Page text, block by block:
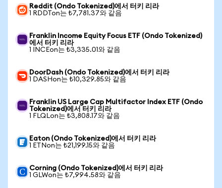
Reddit (Ondo Tokenized)에서 터키 리라
1 RDDTon는 ₺7,781.37와 같음
Franklin Income Equity Focus ETF (Ondo Tokenized)
에서 터키 리라
1 INCEon는 ₺3,335.01와 같음
DoorDash (Ondo Tokenized)에서 터키 리라
1 DASHon는 ₺10,329.85와 같음
Franklin US Large Cap Multifactor Index ETF (Ondo
Tokenized)에서 터키 리라
1 FLQLon는 ₺3,808.17와 같음
Eaton (Ondo Tokenized)에서 터키 리라
1 ETNon는 ₺21,199.15와 같음
Corning (Ondo Tokenized)에서 터키 리라
1 GLWon는 ₺7,994.58와 같음